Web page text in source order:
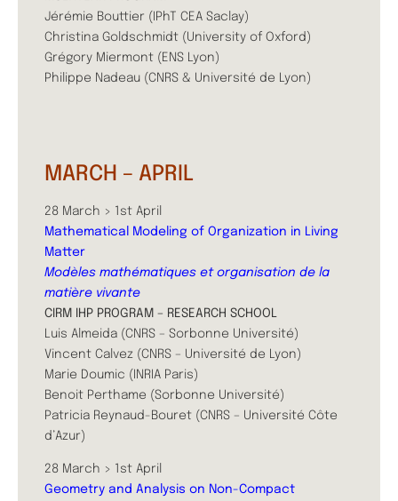
Jérémie Bouttier (IPhT CEA Saclay)
Christina Goldschmidt (University of Oxford)
Grégory Miermont (ENS Lyon)
​Philippe Nadeau (CNRS & Université de Lyon)
MARCH – APRIL
28 March > 1st April
Mathematical Modeling of Organization in Living
Matter
Modèles mathématiques et organisation de la
matière vivante
CIRM IHP PROGRAM – RESEARCH SCHOOL
Luis Almeida (CNRS – Sorbonne Université)
Vincent Calvez (CNRS – Université de Lyon)
Marie Doumic (INRIA Paris)
Benoit Perthame (Sorbonne Université)
Patricia Reynaud-Bouret (CNRS – Université Côte
d’Azur)
28 March > 1st April
Geometry and Analysis on Non-Compact